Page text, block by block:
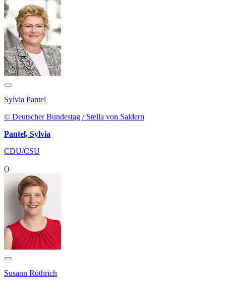
Sylvia Pantel
© Deutscher Bundestag / Stella von Saldern
Pantel, Sylvia
CDU/CSU
()
Susann Rüthrich